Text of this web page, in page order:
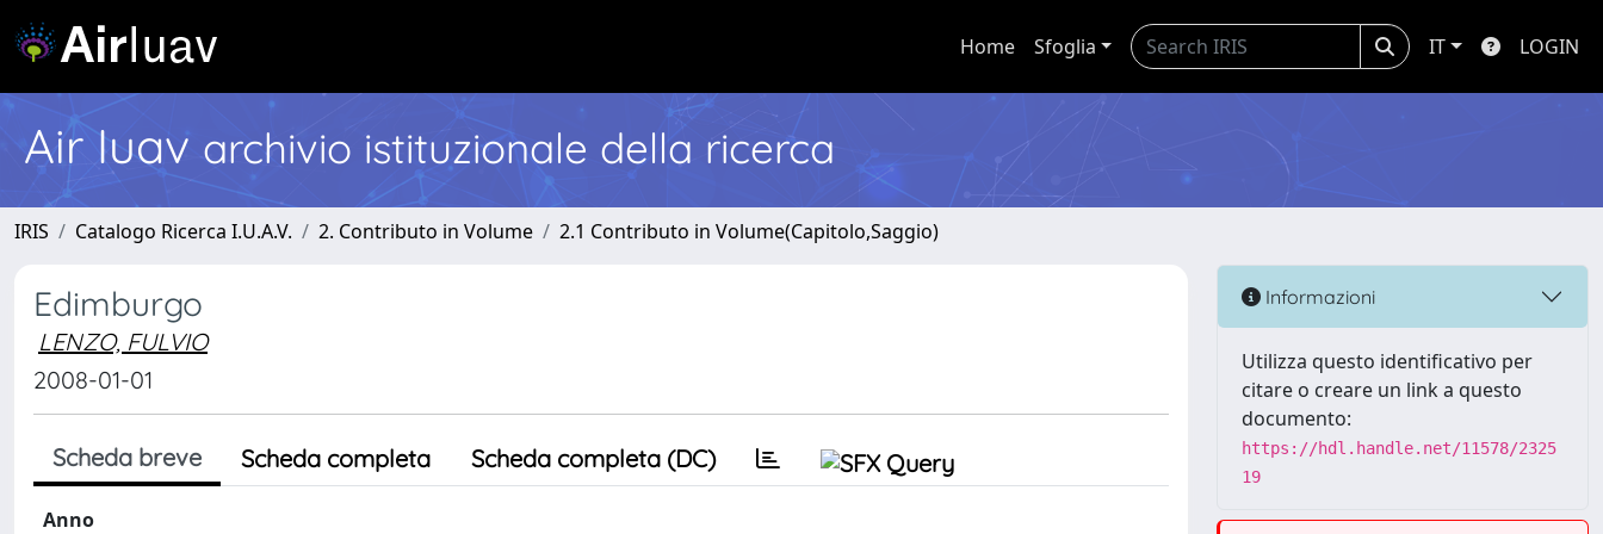
Home Sfoglia IT LOGIN
Air Iuav archivio istituzionale della ricerca
IRIS Catalogo Ricerca I.U.A.V. 2. Contributo in Volume 2.1 Contributo in Volume(Capitolo,Saggio)
Edimburgo
LENZO, FULVIO
2008-01-01
Scheda breve Scheda completa Scheda completa (DC)
Anno
Informazioni
Utilizza questo identificativo per
citare o creare un link a questo
documento:
https://hdl.handle.net/11578/2325
19